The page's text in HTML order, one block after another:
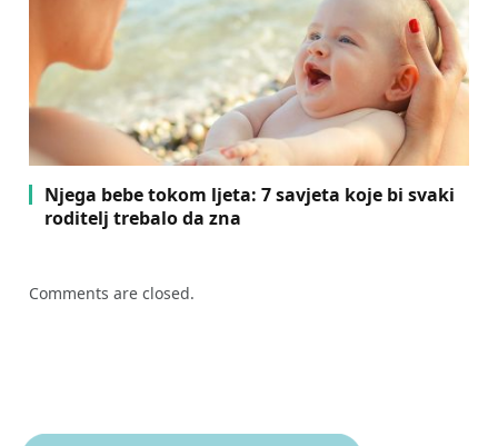
Njega bebe tokom ljeta: 7 savjeta koje bi svaki
roditelj trebalo da zna
Comments are closed.